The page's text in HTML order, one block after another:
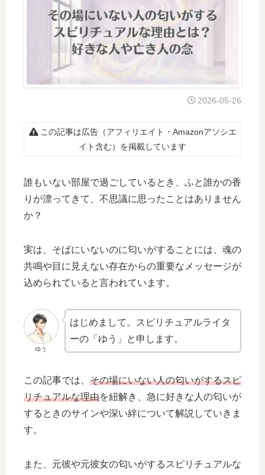
2026-05-26
この記事は広告（アフィリエイト・Amazonアソシエ
イト含む）を掲載しています
誰もいない部屋で過ごしているとき、ふと誰かの香
りが漂ってきて、不思議に思ったことはありません
か？
実は、そばにいないのに匂いがすることには、魂の
共鳴や目に見えない存在からの重要なメッセージが
込められていると言われています。
ゆう
はじめまして。スピリチュアルライタ
ーの「ゆう」と申します。
この記事では、 その場にいない人の匂いがするスピ
リチュアルな理由を紐解き、急に好きな人の匂いが
するときのサインや深い絆について解説していきま
す。
また、元彼や元彼女の匂いがするスピリチュアルな